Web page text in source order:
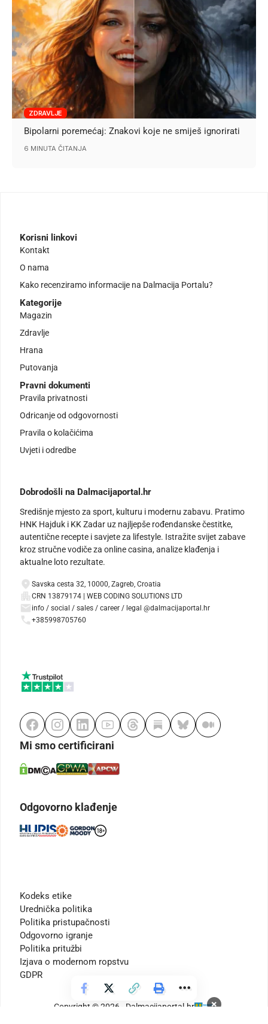
×
ZDRAVLJE
Bipolarni poremećaj: Znakovi koje ne smiješ ignorirati
6 MINUTA ČITANJA
Korisni linkovi
Kontakt
O nama
Kako recenziramo informacije na Dalmacija Portalu?
Kategorije
Magazin
Zdravlje
Hrana
Putovanja
Pravni dokumenti
Pravila privatnosti
Odricanje od odgovornosti
Pravila o kolačićima
Uvjeti i odredbe
Dobrodošli na Dalmacijaportal.hr
Središnje mjesto za sport, kulturu i modernu zabavu. Pratimo
HNK Hajduk i KK Zadar uz najljepše rođendanske čestitke,
autentične recepte i savjete za lifestyle. Istražite svijet zabave
kroz stručne vodiče za online casina, analize klađenja i
aktualne loto rezultate.
Savska cesta 32, 10000, Zagreb, Croatia
CRN 13879174 | WEB CODING SOLUTIONS LTD
info / social / sales / career / legal @dalmacijaportal.hr
+385998705760
Mi smo certificirani
Odgovorno klađenje
Kodeks etike
Urednička politika
Politika pristupačnosti
Odgovorno igranje
Politika pritužbi
Izjava o modernom ropstvu
GDPR
Copyright © 2026 - Dalmacijaportal.hr